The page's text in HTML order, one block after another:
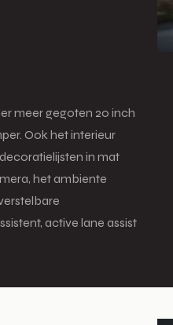
meer gegoten 20 inch
Ook het interieur
in mat
het ambiente
active lane assist